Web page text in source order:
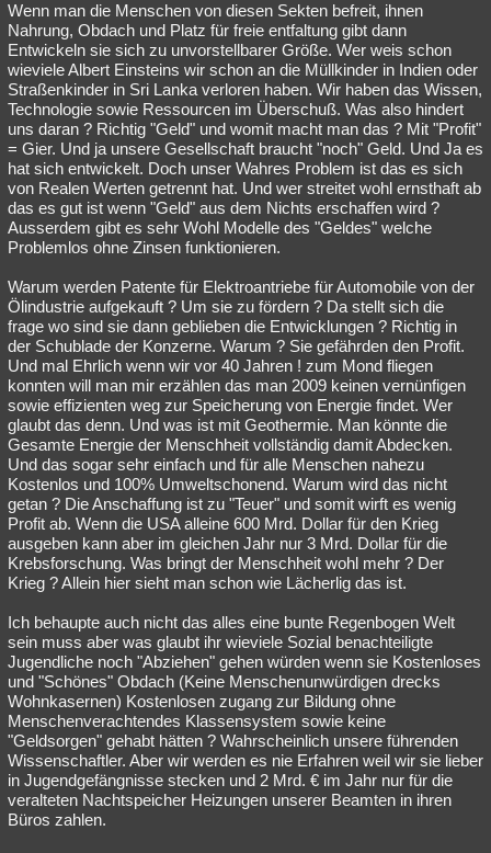
Wenn man die Menschen von diesen Sekten befreit, ihnen
Nahrung, Obdach und Platz für freie entfaltung gibt dann
Entwickeln sie sich zu unvorstellbarer Größe. Wer weis schon
wieviele Albert Einsteins wir schon an die Müllkinder in Indien oder
Straßenkinder in Sri Lanka verloren haben. Wir haben das Wissen,
Technologie sowie Ressourcen im Überschuß. Was also hindert
uns daran ? Richtig "Geld" und womit macht man das ? Mit "Profit"
= Gier. Und ja unsere Gesellschaft braucht "noch" Geld. Und Ja es
hat sich entwickelt. Doch unser Wahres Problem ist das es sich
von Realen Werten getrennt hat. Und wer streitet wohl ernsthaft ab
das es gut ist wenn "Geld" aus dem Nichts erschaffen wird ?
Ausserdem gibt es sehr Wohl Modelle des "Geldes" welche
Problemlos ohne Zinsen funktionieren.
Warum werden Patente für Elektroantriebe für Automobile von der
Ölindustrie aufgekauft ? Um sie zu fördern ? Da stellt sich die
frage wo sind sie dann geblieben die Entwicklungen ? Richtig in
der Schublade der Konzerne. Warum ? Sie gefährden den Profit.
Und mal Ehrlich wenn wir vor 40 Jahren ! zum Mond fliegen
konnten will man mir erzählen das man 2009 keinen vernünfigen
sowie effizienten weg zur Speicherung von Energie findet. Wer
glaubt das denn. Und was ist mit Geothermie. Man könnte die
Gesamte Energie der Menschheit vollständig damit Abdecken.
Und das sogar sehr einfach und für alle Menschen nahezu
Kostenlos und 100% Umweltschonend. Warum wird das nicht
getan ? Die Anschaffung ist zu "Teuer" und somit wirft es wenig
Profit ab. Wenn die USA alleine 600 Mrd. Dollar für den Krieg
ausgeben kann aber im gleichen Jahr nur 3 Mrd. Dollar für die
Krebsforschung. Was bringt der Menschheit wohl mehr ? Der
Krieg ? Allein hier sieht man schon wie Lächerlig das ist.
Ich behaupte auch nicht das alles eine bunte Regenbogen Welt
sein muss aber was glaubt ihr wieviele Sozial benachteiligte
Jugendliche noch "Abziehen" gehen würden wenn sie Kostenloses
und "Schönes" Obdach (Keine Menschenunwürdigen drecks
Wohnkasernen) Kostenlosen zugang zur Bildung ohne
Menschenverachtendes Klassensystem sowie keine
"Geldsorgen" gehabt hätten ? Wahrscheinlich unsere führenden
Wissenschaftler. Aber wir werden es nie Erfahren weil wir sie lieber
in Jugendgefängnisse stecken und 2 Mrd. € im Jahr nur für die
veralteten Nachtspeicher Heizungen unserer Beamten in ihren
Büros zahlen.